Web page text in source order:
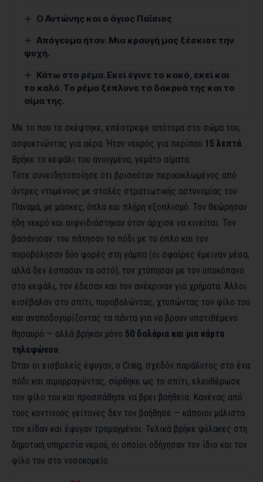
Ο Αντώνης και ο άγιος Παΐσιος
Απόγευμα ήταν. Μια κραυγή μας ξέσκισε την
ψυχή.
Κάτω στο ρέμα. Εκεί έγινε το κακό, εκεί και
το καλό. Το ρέμα ξέπλυνε τα δάκρυά της και το
αίμα της.
Με το που το σκέφτηκε, επέστρεψε απότομα στο σώμα του,
ασφυκτιώντας για αέρα. Ήταν νεκρός για περίπου 15 λεπτά
Βρήκε το κεφάλι του ανοιγμένο, γεμάτο αίματα.
Τότε συνειδητοποίησε ότι βρισκόταν περικυκλωμένος από
άντρες ντυμένους με στολές στρατιωτικής αστυνομίας του
Παναμά, με μάσκες, όπλα και πλήρη εξοπλισμό. Τον θεώρησαν
ήδη νεκρό και αιφνιδιάστηκαν όταν άρχισε να κινείται. Τον
βασάνισαν: του πάτησαν το πόδι με το όπλο και τον
πυροβόλησαν δύο φορές στη γάμπα (οι σφαίρες έμειναν μέσα,
αλλά δεν έσπασαν το οστό), τον χτύπησαν με τον υποκόπανο
στο κεφάλι, τον έδεσαν και τον ανέκριναν για χρήματα. Άλλοι
εισέβαλαν στο σπίτι, πυροβολώντας, χτυπώντας τον φίλο του
και αναποδογυρίζοντας τα πάντα για να βρουν υποτιθέμενο
θησαυρό — αλλά βρήκαν μόνο 50 δολάρια και μια κάρτα
τηλεφώνου
Όταν οι εισβολείς έφυγαν, ο Craig, σχεδόν παράλυτος στο ένα
πόδι και αιμορραγώντας, σύρθηκε ως το σπίτι, ελευθέρωσε
τον φίλο του και προσπάθησε να βρει βοήθεια. Κανένας από
τους κοντινούς γείτονες δεν τον βοήθησε — κάποιοι μάλιστα
τον είδαν και έφυγαν τρομαγμένοι. Τελικά βρήκε φύλακες στη
δημοτική υπηρεσία νερού, οι οποίοι οδήγησαν τον ίδιο και τον
φίλο του στο νοσοκομείο.